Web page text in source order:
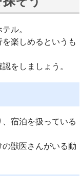
ル。
楽しめるというも
をしましょう。
宿泊を扱っている
獣医さんがいる動